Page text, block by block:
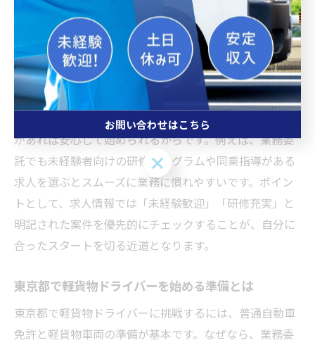
未経験者向け軽貨物求人の選び方とポイント
未経験から東京都で軽貨物求人を探す際は、研修制度や
サポート体制が整っているかが重要なポイントです。理
由は、専門知識や経験がなくても、段階的な研修やOJT
があれば安心して始められるからです。例えば、業務委
託でも未経験者向けの研修プログラムや同乗指導がある
求人を選ぶとスムーズに業務に慣れやすいです。ポイン
トとして、求人情報では「未経験歓迎」「研修充実」と
明記された案件を優先的にチェックすることが、自分に
合ったスタートを切る近道となります。
東京都で軽貨物ドライバーを始める準備とは
東京都で軽貨物ドライバーに挑戦するには、普通自動車
免許と軽貨物車両の準備が基本です。なぜなら、業務委
お問い合わせはこちら
お問い合わせはこちら